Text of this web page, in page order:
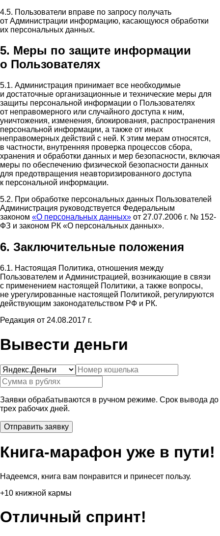
4.5. Пользователи вправе по запросу получать
от Администрации информацию, касающуюся обработки
их персональных данных.
5. Меры по защите информации
о Пользователях
5.1. Администрация принимает все необходимые
и достаточные организационные и технические меры для
защиты персональной информации о Пользователях
от неправомерного или случайного доступа к ним,
уничтожения, изменения, блокирования, распространения
персональной информации, а также от иных
неправомерных действий с ней. К этим мерам относятся,
в частности, внутренняя проверка процессов сбора,
хранения и обработки данных и мер безопасности, включая
меры по обеспечению физической безопасности данных
для предотвращения неавторизированного доступа
к персональной информации.
5.2. При обработке персональных данных Пользователей
Администрация руководствуется Федеральным
законом «О персональных данных» от 27.07.2006 г. № 152-
ФЗ и законом РК «О персональных данных».
6. Заключительные положения
6.1. Настоящая Политика, отношения между
Пользователем и Администрацией, возникающие в связи
с применением настоящей Политики, а также вопросы,
не урегулированные настоящей Политикой, регулируются
действующим законодательством РФ и РК.
Редакция от 24.08.2017 г.
Вывести деньги
Заявки обрабатываются в ручном режиме. Срок вывода до
трех рабочих дней.
Книга-марафон уже в пути!
Надеемся, книга вам понравится и принесет пользу.
+10 книжной кармы
Отличный спринт!